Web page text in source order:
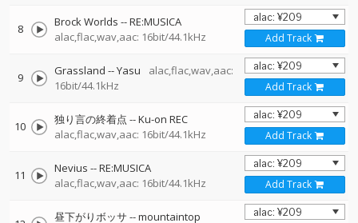
8 Brock Worlds --RE:MUSICA
alac,flac,wav,aac: 16bit/44.1kHz
Add Track
9 Grassland --Yasu
alac,flac,wav,aac:
16bit/44.1kHz
Add Track
10 独り言の終着点 --Ku-on REC
alac,flac,wav,aac: 16bit/44.1kHz
Add Track
11 Nevius --RE:MUSICA
alac,flac,wav,aac: 16bit/44.1kHz
Add Track
昼下がりボッサ --mountaintop